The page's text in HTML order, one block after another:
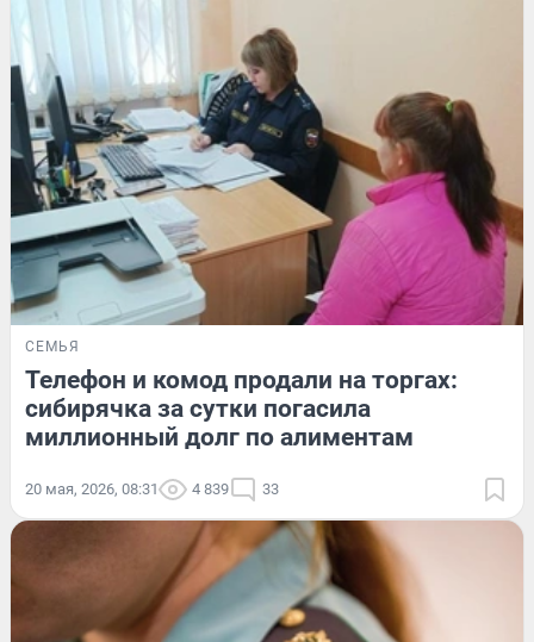
СЕМЬЯ
Телефон и комод продали на торгах:
сибирячка за сутки погасила
миллионный долг по алиментам
20 мая, 2026, 08:31 4 839 33